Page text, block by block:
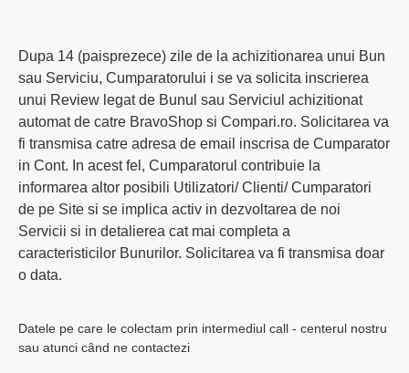
Dupa 14 (paisprezece) zile de la achizitionarea unui Bun
sau Serviciu, Cumparatorului i se va solicita inscrierea
unui Review legat de Bunul sau Serviciul achizitionat
automat de catre BravoShop si Compari.ro. Solicitarea va
fi transmisa catre adresa de email inscrisa de Cumparator
in Cont. In acest fel, Cumparatorul contribuie la
informarea altor posibili Utilizatori/ Clienti/ Cumparatori
de pe Site si se implica activ in dezvoltarea de noi
Servicii si in detalierea cat mai completa a
caracteristicilor Bunurilor. Solicitarea va fi transmisa doar
o data.
Datele pe care le colectam prin intermediul call - centerul nostru
sau atunci când ne contactezi